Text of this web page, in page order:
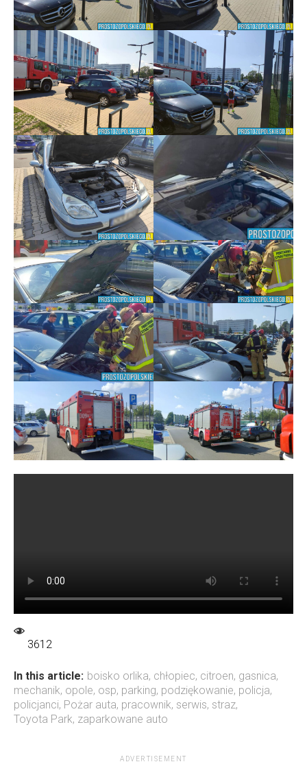
3612
In this article: boisko orlika, chłopiec, citroen, gasnica,
mechanik, opole, osp, parking, podziękowanie, policja,
policjanci, Pożar auta, pracownik, serwis, straz,
Toyota Park, zaparkowane auto
ADVERTISEMENT